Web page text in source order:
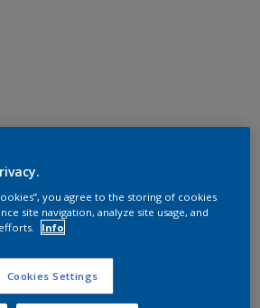
you agree to the storing of cookies
site navigation, analyze site usage, and
Info
Cookies Settings